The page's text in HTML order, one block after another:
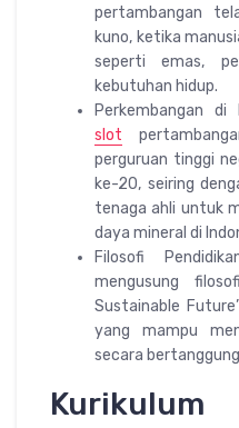
pertambangan
kuno, ketika
seperti emas,
kebutuhan hidup.
Perkembangan di
slot
perguruan tinggi
ke-20, seiring
tenaga ahli untuk
daya mineral di
Filosofi
mengusung
Sustainable
yang mampu
secara